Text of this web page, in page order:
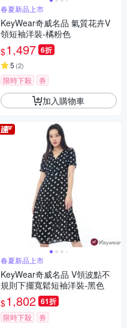
春夏新品上市
KeyWear奇威名品 氣質花卉V
領短袖洋裝-橘粉色
$1,497 6折
5 (2)
限時下殺 券
加入購物車
春夏新品上市
KeyWear奇威名品 V領波點不
規則下擺寬鬆短袖洋裝-黑色
$1,802 61折
限時下殺 券